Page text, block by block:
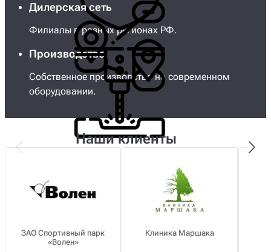
Дилерская сеть
Филиалы в разных регионах РФ.
Производство
Собственное производство на современном
оборудовании.
Наши клиенты
ЗАО Спортивный парк
«Волен»
Клиника Маршака